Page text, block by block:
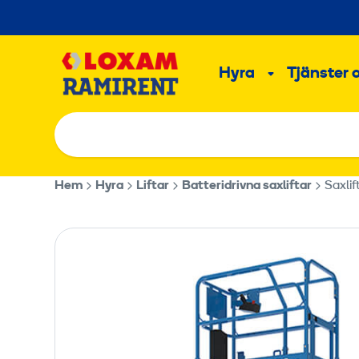
till
Hyra Undermeny
Tjänster
Hem Hyra Liftar Batteridrivna saxliftar